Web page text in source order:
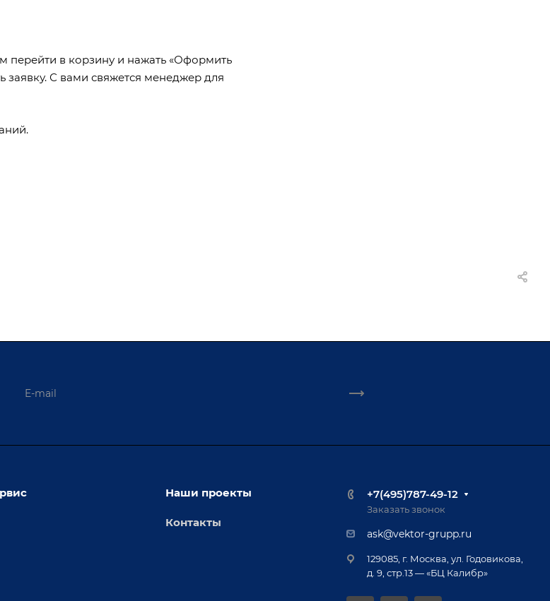
перейти в корзину и нажать «Оформить
заявку. С вами свяжется менеджер для
Наши проекты
Контакты
+7(495)787-49-12
Заказать звонок
ask@vektor-grupp.ru
129085, г. Москва, ул. Годовикова,
д. 9, стр.13 — «БЦ Калибр»